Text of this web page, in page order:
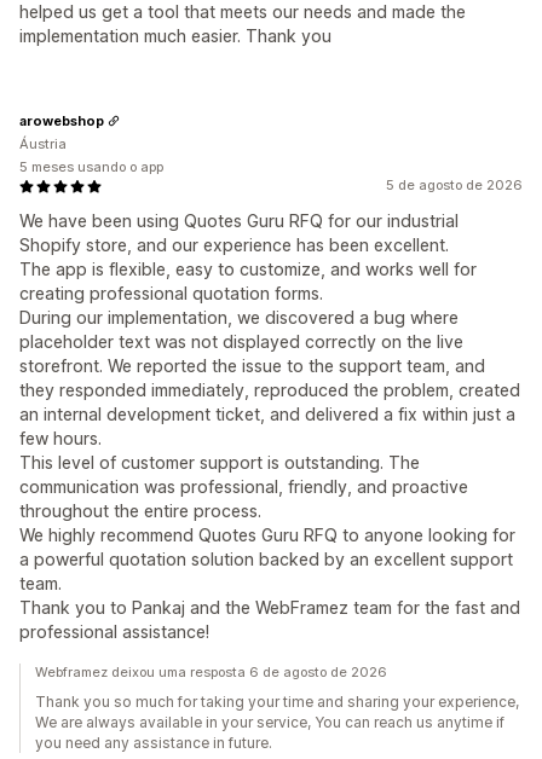
helped us get a tool that meets our needs and made the
implementation much easier. Thank you
5 de agosto de 2026
We have been using Quotes Guru RFQ for our industrial
Shopify store, and our experience has been excellent.
The app is flexible, easy to customize, and works well for
creating professional quotation forms.
During our implementation, we discovered a bug where
placeholder text was not displayed correctly on the live
storefront. We reported the issue to the support team, and
they responded immediately, reproduced the problem, created
an internal development ticket, and delivered a fix within just a
few hours.
This level of customer support is outstanding. The
communication was professional, friendly, and proactive
throughout the entire process.
We highly recommend Quotes Guru RFQ to anyone looking for
a powerful quotation solution backed by an excellent support
team.
Thank you to Pankaj and the WebFramez team for the fast and
professional assistance!
arowebshop
Áustria
5 meses usando o app
Webframez deixou uma resposta 6 de agosto de 2026
Thank you so much for taking your time and sharing your experience,
We are always available in your service, You can reach us anytime if
you need any assistance in future.